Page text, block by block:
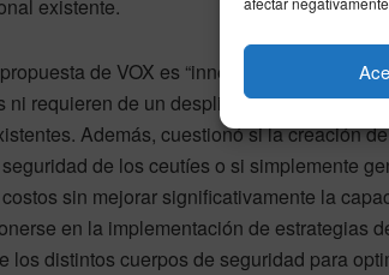
existente.
de VOX es “innecesaria”, y
ni requieren de un despliegue adicional de
Además, cuestionó si la creación
de los ceutíes o si simplemente
sin mejorar significativamente la
en la implementación de estrategias
los distintos cuerpos de seguridad para